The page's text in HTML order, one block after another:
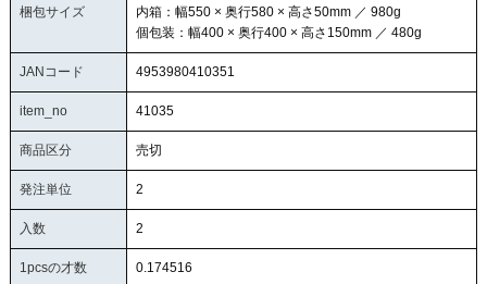
梱包サイズ
内箱：幅550 × 奥行580 × 高さ50mm ／ 980g
個包装：幅400 × 奥行400 × 高さ150mm ／ 480g
JANコード 4953980410351
item_no 41035
商品区分 売切
発注単位 2
入数 2
1pcsの才数 0.174516